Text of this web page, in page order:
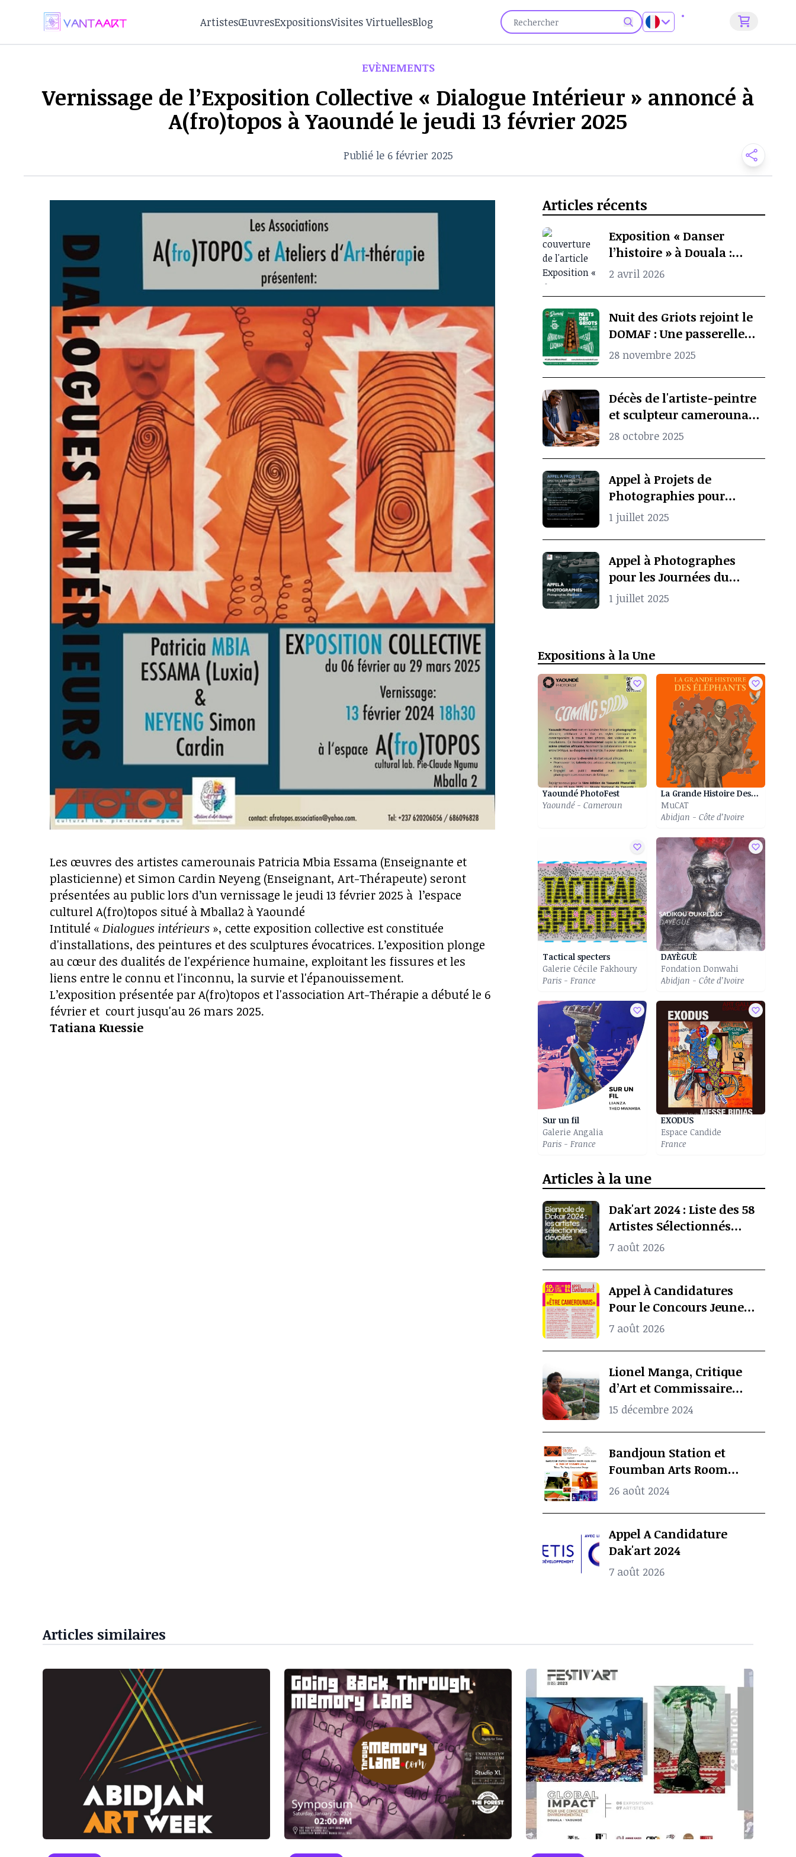
ArtistesŒuvresExpositionsVisites VirtuellesBlog
EVÈNEMENTS
Vernissage de l’Exposition Collective « Dialogue Intérieur » annoncé à
A(fro)topos à Yaoundé le jeudi 13 février 2025
Publié le 6 février 2025
Les œuvres des artistes camerounais Patricia Mbia Essama (Enseignante et
plasticienne) et Simon Cardin Neyeng (Enseignant, Art-Thérapeute) seront
présentées au public lors d’un vernissage le jeudi 13 février 2025 à l’espace
culturel A(fro)topos situé à Mballa2 à Yaoundé
Intitulé « Dialogues intérieurs », cette exposition collective est constituée
d'installations, des peintures et des sculptures évocatrices. L’exposition plonge
au cœur des dualités de l'expérience humaine, exploitant les fissures et les
liens entre le connu et l'inconnu, la survie et l'épanouissement.
L’exposition présentée par A(fro)topos et l'association Art-Thérapie a débuté le 6
février et court jusqu'au 26 mars 2025.
Tatiana Kuessie
Articles récents
Exposition « Danser
l’histoire » à Douala :
quand l’archive
mémoire culturelle
africaine
2 avril 2026
Nuit des Griots rejoint le
DOMAF : Une passerelle
entre Douala et Marseille
28 novembre 2025
Décès de l'artiste-peintre
et sculpteur camerounais
Koko Komegne, le père de
camerounais
28 octobre 2025
Appel à Projets de
Photographies pour
Spectacle Vivant
1 juillet 2025
Appel à Photographes
pour les Journées du
Patrimoine à Pointe-
Noire
1 juillet 2025
Expositions à la Une
Yaoundé PhotoFest
Yaoundé - Cameroun
La Grande Histoire Des Eléphants
MuCAT
Abidjan - Côte d’Ivoire
Tactical specters
Galerie Cécile Fakhoury
Paris - France
DAYÈGUÈ
Fondation Donwahi
Abidjan - Côte d’Ivoire
Sur un fil
Galerie Angalia
Paris - France
EXODUS
Espace Candide
France
Articles à la une
Dak'art 2024 : Liste des 58
Artistes Sélectionnés
Pour l’Exposition
Biennale De Dakar
7 août 2026
Appel À Candidatures
Pour le Concours Jeunes
Espoirs 2024 (COJES)
7 août 2026
Lionel Manga, Critique
d’Art et Commissaire
d’Exposition
l’âge de 69 ans
15 décembre 2024
Bandjoun Station et
Foumban Arts Room
Présentent le Badjoun
2024
26 août 2024
Appel A Candidature
Dak'art 2024
7 août 2026
Articles similaires